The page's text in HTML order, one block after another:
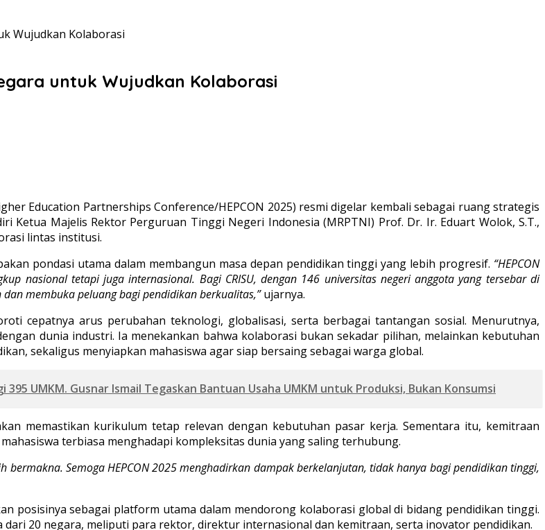
Wujudkan Kolaborasi
untuk Wujudkan Kolaborasi
Education Partnerships Conference/HEPCON 2025) resmi digelar kembali sebagai ruang strategis
Majelis Rektor Perguruan Tinggi Negeri Indonesia (MRPTNI) Prof. Dr. Ir. Eduart Wolok, S.T.,
lintas institusi.
pondasi utama dalam membangun masa depan pendidikan tinggi yang lebih progresif. “HEPCON
nasional tetapi juga internasional. Bagi CRISU, dengan 146 universitas negeri anggota yang tersebar di
membuka peluang bagi pendidikan berkualitas,”ujarnya.
cepatnya arus perubahan teknologi, globalisasi, serta berbagai tantangan sosial. Menurutnya,
dunia industri. Ia menekankan bahwa kolaborasi bukan sekadar pilihan, melainkan kebutuhan
sekaligus menyiapkan mahasiswa agar siap bersaing sebagai warga global.
UMKM. Gusnar Ismail Tegaskan Bantuan Usaha UMKM untuk Produksi, Bukan Konsumsi
memastikan kurikulum tetap relevan dengan kebutuhan pasar kerja. Sementara itu, kemitraan
terbiasa menghadapi kompleksitas dunia yang saling terhubung.
Semoga HEPCON 2025 menghadirkan dampak berkelanjutan, tidak hanya bagi pendidikan tinggi,
posisinya sebagai platform utama dalam mendorong kolaborasi global di bidang pendidikan tinggi.
20 negara, meliputi para rektor, direktur internasional dan kemitraan, serta inovator pendidikan.